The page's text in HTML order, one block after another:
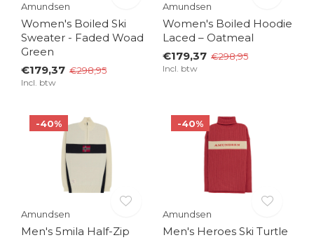
Amundsen
Women's Boiled Ski
Sweater - Faded Woad
Green
€179,37 €298,95
Incl. btw
Amundsen
Women's Boiled Hoodie
Laced – Oatmeal
€179,37 €298,95
Incl. btw
-40%
Amundsen
Men's 5mila Half-Zip
-40%
Amundsen
Men's Heroes Ski Turtle